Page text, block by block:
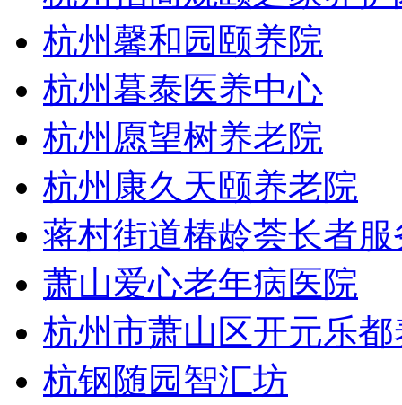
杭州馨和园颐养院
杭州暮泰医养中心
杭州愿望树养老院
杭州康久天颐养老院
蒋村街道椿龄荟长者
萧山爱心老年病医院
杭州市萧山区开元乐
杭钢随园智汇坊